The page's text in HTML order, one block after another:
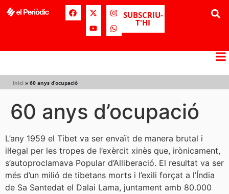
SUBSCRIU-
T'HI
Inici » 60 anys d’ocupació
60 anys d’ocupació
L’any 1959 el Tibet va ser envaït de manera brutal i
il·legal per les tropes de l’exèrcit xinès que, irònicament,
s’autoproclamava Popular d’Alliberació. El resultat va ser
més d’un milió de tibetans morts i l’exili forçat a l’Índia
de Sa Santedat el Dalai Lama, juntament amb 80.000